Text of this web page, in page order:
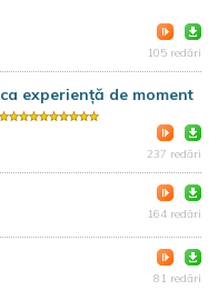
105 redări
experiență de moment
237 redări
164 redări
81 redări